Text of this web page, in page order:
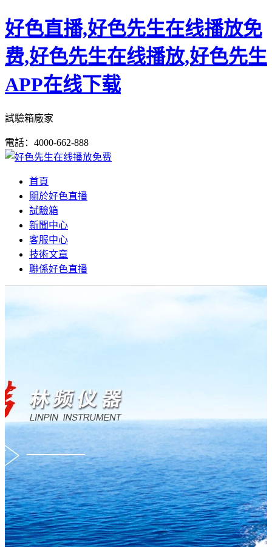
好色直播,好色先生在线播放免
费,好色先生在线播放,好色先生
APP在线下载
試驗箱廠家
電話：4000-662-888
首頁
關於好色直播
試驗箱
新聞中心
客服中心
技術文章
聯係好色直播